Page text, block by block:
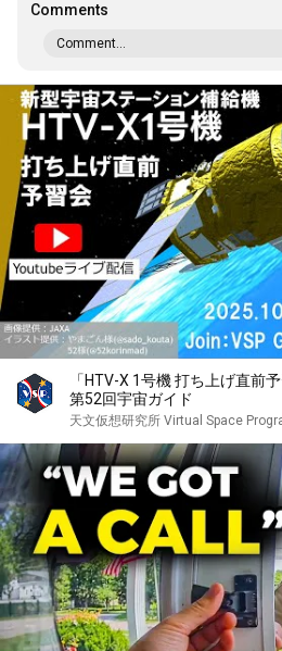
Comments
Comment...
「HTV-X 1号機 打ち上げ直前
第52回宇宙ガイド
天文仮想研究所 Virtual Space